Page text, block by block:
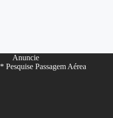
Anuncie
* Pesquise Passagem Aérea